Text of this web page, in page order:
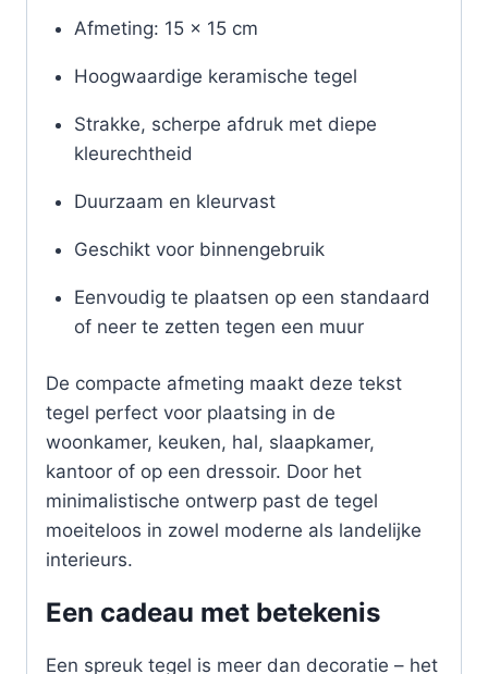
Afmeting: 15 x 15 cm
Hoogwaardige keramische tegel
Strakke, scherpe afdruk met diepe
kleurechtheid
Duurzaam en kleurvast
Geschikt voor binnengebruik
Eenvoudig te plaatsen op een standaard
of neer te zetten tegen een muur
De compacte afmeting maakt deze tekst
tegel perfect voor plaatsing in de
woonkamer, keuken, hal, slaapkamer,
kantoor of op een dressoir. Door het
minimalistische ontwerp past de tegel
moeiteloos in zowel moderne als landelijke
interieurs.
Een cadeau met betekenis
Een spreuk tegel is meer dan decoratie – het